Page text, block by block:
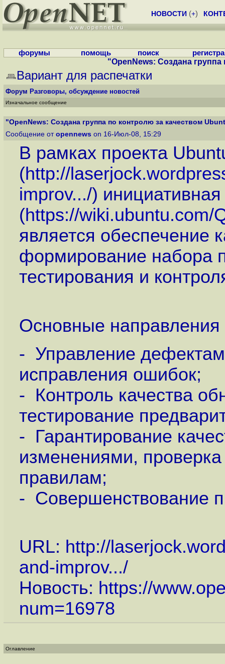
НОВОСТИ (+)
форумы помощь поиск
"OpenNews: Создана
Вариант для распечатки
Форум Разговоры, обсуждение новостей
Изначальное сообщение
"OpenNews: Создана группа по контролю за качеством
Сообщение от opennews on 16-Июл-08, 15:29
В рамках проекта
(http://
improv.../)
(https://wiki.ubuntu.com/
является обеспечение
формирование набора
тестирования и
Основные направления
- Управление
исправления ошибок;
- Контроль качества
тестирование
- Гарантирование
изменениями,
правилам;
- Совершенствование
URL: http://
and-improv.../
Новость: https://
num=16978
Оглавление